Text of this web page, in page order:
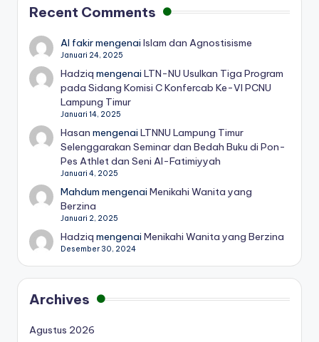
Recent Comments
Al fakirmengenaiIslam dan Agnostisisme
Januari 24, 2025
Hadziq mengenaiLTN-NU Usulkan Tiga Program
pada Sidang Komisi C Konfercab Ke-VI PCNU
Lampung Timur
Januari 14, 2025
Hasan mengenaiLTNNU Lampung Timur
Selenggarakan Seminar dan Bedah Buku di Pon-
Pes Athlet dan Seni Al-Fatimiyyah
Januari 4, 2025
Mahdum mengenaiMenikahi Wanita yang
Berzina
Januari 2, 2025
Hadziq mengenaiMenikahi Wanita yang Berzina
Desember 30, 2024
Archives
Agustus 2026